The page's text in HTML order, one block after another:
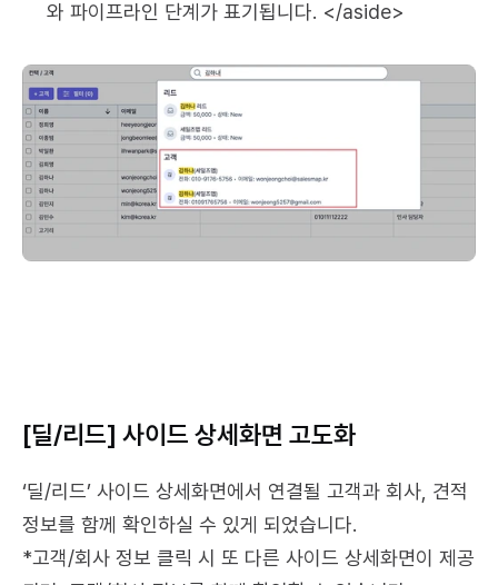
와 파이프라인 단계가 표기됩니다. </aside>
[딜/리드] 사이드 상세화면 고도화
‘딜/리드’ 사이드 상세화면에서 연결될 고객과 회사, 견적
정보를 함께 확인하실 수 있게 되었습니다.
*고객/회사 정보 클릭 시 또 다른 사이드 상세화면이 제공